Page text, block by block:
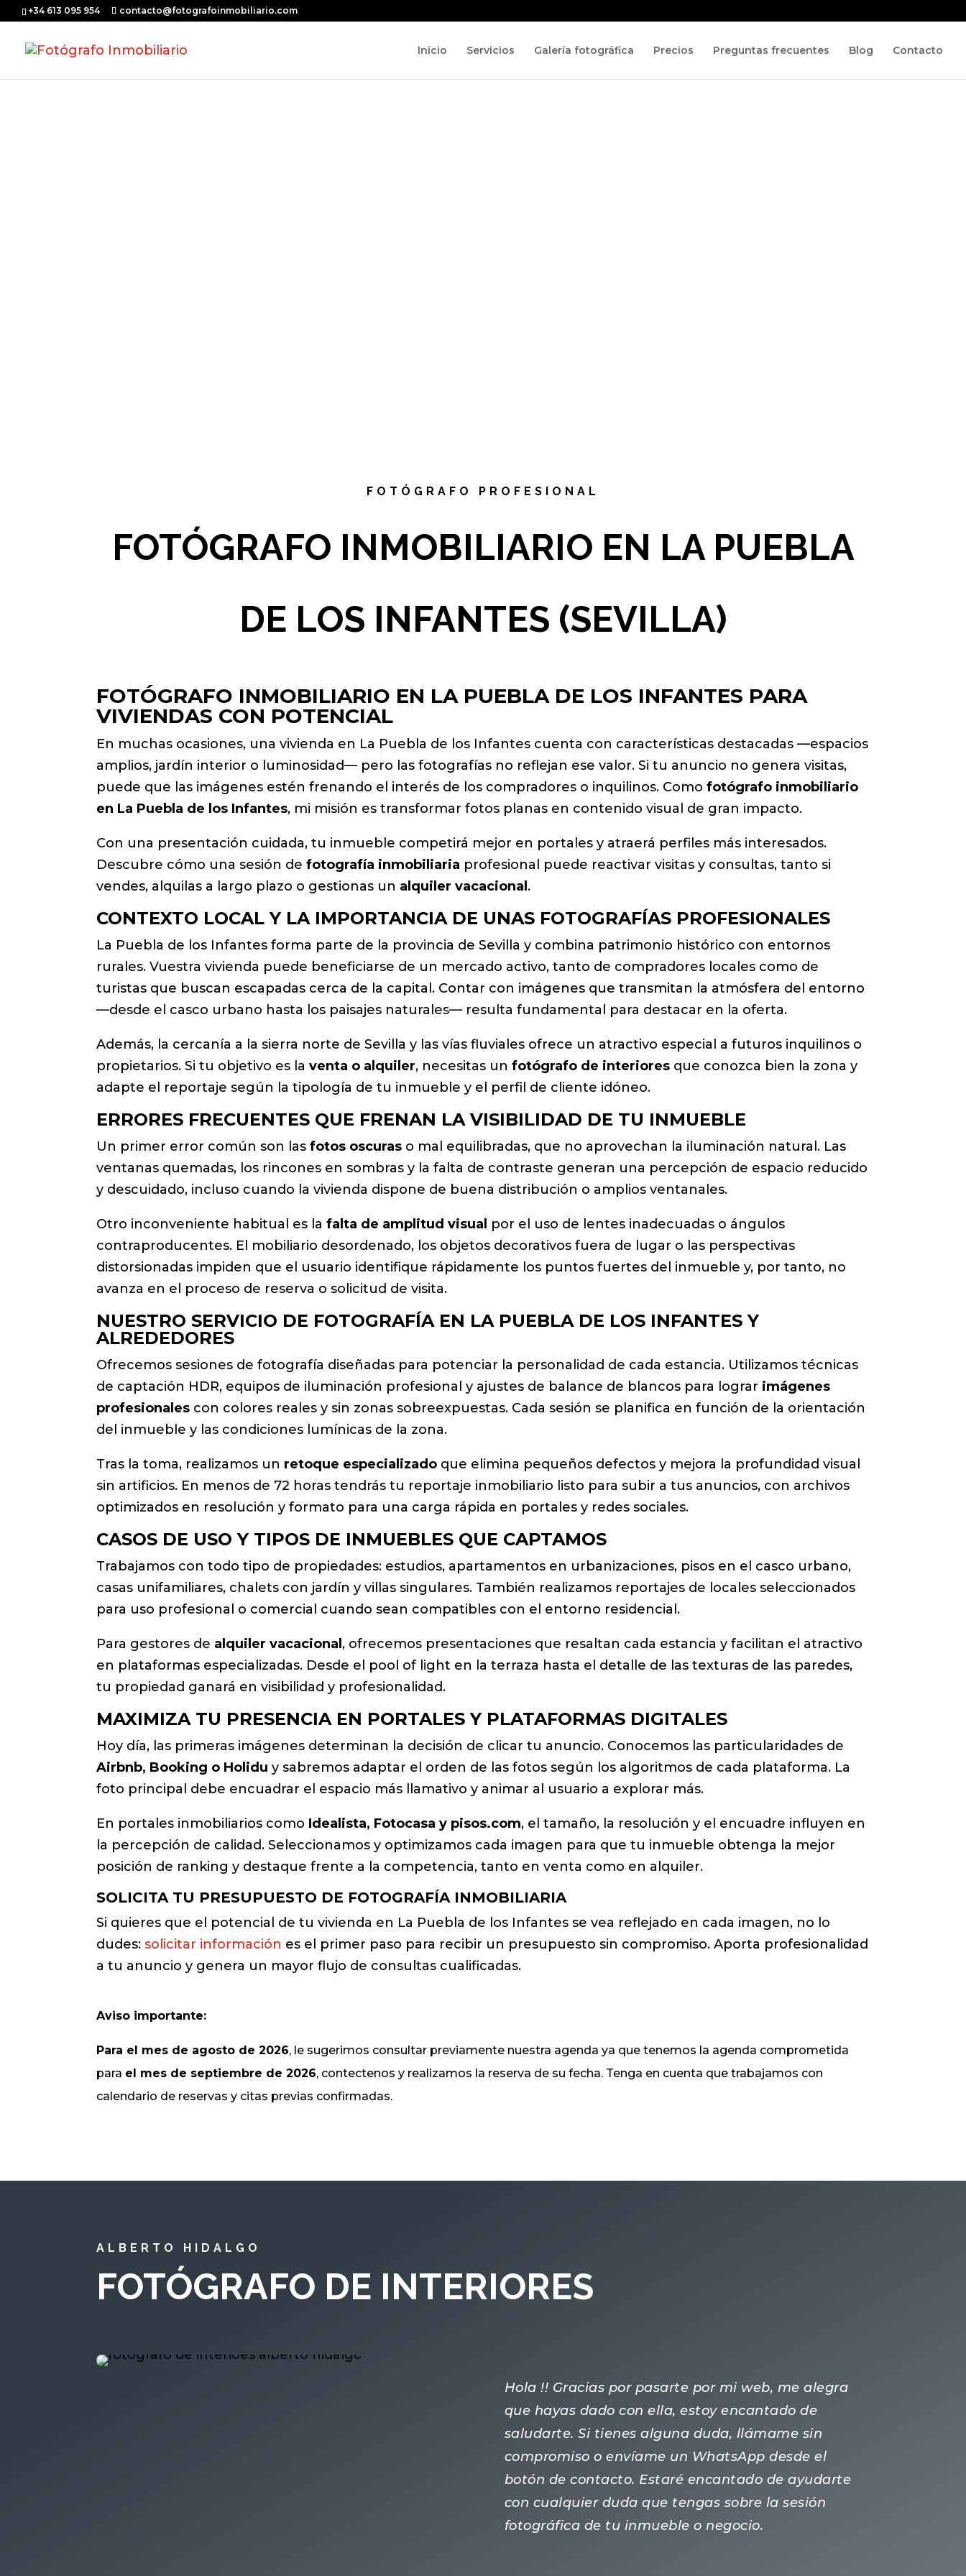
+34 613 095 954 contacto@fotografoinmobiliario.com
Inicio Servicios Galería fotográfica Precios Preguntas frecuentes Blog Contacto
FOTÓGRAFO PROFESIONAL
FOTÓGRAFO INMOBILIARIO EN LA PUEBLA
DE LOS INFANTES (SEVILLA)
FOTÓGRAFO INMOBILIARIO EN LA PUEBLA DE LOS INFANTES PARA
VIVIENDAS CON POTENCIAL
En muchas ocasiones, una vivienda en La Puebla de los Infantes cuenta con características destacadas —espacios
amplios, jardín interior o luminosidad— pero las fotografías no reflejan ese valor. Si tu anuncio no genera visitas,
puede que las imágenes estén frenando el interés de los compradores o inquilinos. Comofotógrafo inmobiliario
en La Puebla de los Infantes, mi misión es transformar fotos planas en contenido visual de gran impacto.
Con una presentación cuidada, tu inmueble competirá mejor en portales y atraerá perfiles más interesados.
Descubre cómo una sesión defotografía inmobiliaria profesional puede reactivar visitas y consultas, tanto si
vendes, alquilas a largo plazo o gestionas un alquiler vacacional.
CONTEXTO LOCAL Y LA IMPORTANCIA DE UNAS FOTOGRAFÍAS PROFESIONALES
La Puebla de los Infantes forma parte de la provincia de Sevilla y combina patrimonio histórico con entornos
rurales. Vuestra vivienda puede beneficiarse de un mercado activo, tanto de compradores locales como de
turistas que buscan escapadas cerca de la capital. Contar con imágenes que transmitan la atmósfera del entorno
—desde el casco urbano hasta los paisajes naturales— resulta fundamental para destacar en la oferta.
Además, la cercanía a la sierra norte de Sevilla y las vías fluviales ofrece un atractivo especial a futuros inquilinos o
propietarios. Si tu objetivo es laventa o alquiler, necesitas unfotógrafo de interiores que conozca bien la zona y
adapte el reportaje según la tipología de tu inmueble y el perfil de cliente idóneo.
ERRORES FRECUENTES QUE FRENAN LA VISIBILIDAD DE TU INMUEBLE
Un primer error común son lasfotos oscuras o mal equilibradas, que no aprovechan la iluminación natural. Las
ventanas quemadas, los rincones en sombras y la falta de contraste generan una percepción de espacio reducido
y descuidado, incluso cuando la vivienda dispone de buena distribución o amplios ventanales.
Otro inconveniente habitual es lafalta de amplitud visual por el uso de lentes inadecuadas o ángulos
contraproducentes. El mobiliario desordenado, los objetos decorativos fuera de lugar o las perspectivas
distorsionadas impiden que el usuario identifique rápidamente los puntos fuertes del inmueble y, por tanto, no
avanza en el proceso de reserva o solicitud de visita.
NUESTRO SERVICIO DE FOTOGRAFÍA EN LA PUEBLA DE LOS INFANTES Y
ALREDEDORES
Ofrecemos sesiones de fotografía diseñadas para potenciar la personalidad de cada estancia. Utilizamos técnicas
de captación HDR, equipos de iluminación profesional y ajustes de balance de blancos para lograr imágenes
profesionales con colores reales y sin zonas sobreexpuestas. Cada sesión se planifica en función de la orientación
del inmueble y las condiciones lumínicas de la zona.
Tras la toma, realizamos un retoque especializado que elimina pequeños defectos y mejora la profundidad visual
sin artificios. En menos de 72 horas tendrás tu reportaje inmobiliario listo para subir a tus anuncios, con archivos
optimizados en resolución y formato para una carga rápida en portales y redes sociales.
CASOS DE USO Y TIPOS DE INMUEBLES QUE CAPTAMOS
Trabajamos con todo tipo de propiedades: estudios, apartamentos en urbanizaciones, pisos en el casco urbano,
casas unifamiliares, chalets con jardín y villas singulares. También realizamos reportajes de locales seleccionados
para uso profesional o comercial cuando sean compatibles con el entorno residencial.
Para gestores de alquiler vacacional, ofrecemos presentaciones que resaltan cada estancia y facilitan el atractivo
en plataformas especializadas. Desde el pool of light en la terraza hasta el detalle de las texturas de las paredes,
tu propiedad ganará en visibilidad y profesionalidad.
MAXIMIZA TU PRESENCIA EN PORTALES Y PLATAFORMAS DIGITALES
Hoy día, las primeras imágenes determinan la decisión de clicar tu anuncio. Conocemos las particularidades de
Airbnb, Booking o Holidu y sabremos adaptar el orden de las fotos según los algoritmos de cada plataforma. La
foto principal debe encuadrar el espacio más llamativo y animar al usuario a explorar más.
En portales inmobiliarios como Idealista, Fotocasa y pisos.com, el tamaño, la resolución y el encuadre influyen en
la percepción de calidad. Seleccionamos y optimizamos cada imagen para que tu inmueble obtenga la mejor
posición de ranking y destaque frente a la competencia, tanto en venta como en alquiler.
SOLICITA TU PRESUPUESTO DE FOTOGRAFÍA INMOBILIARIA
Si quieres que el potencial de tu vivienda en La Puebla de los Infantes se vea reflejado en cada imagen, no lo
dudes:solicitar información es el primer paso para recibir un presupuesto sin compromiso. Aporta profesionalidad
a tu anuncio y genera un mayor flujo de consultas cualificadas.
Aviso importante:
Para el mes de agosto de 2026, le sugerimos consultar previamente nuestra agenda ya que tenemos la agenda comprometida
para el mes de septiembre de 2026, contectenos y realizamos la reserva de su fecha. Tenga en cuenta que trabajamos con
calendario de reservas y citas previas confirmadas.
ALBERTO HIDALGO
FOTÓGRAFO DE INTERIORES
Hola !! Gracias por pasarte por mi web, me alegra
que hayas dado con ella, estoy encantado de
saludarte. Si tienes alguna duda, llámame sin
compromiso o envíame un WhatsApp desde el
botón de contacto. Estaré encantado de ayudarte
con cualquier duda que tengas sobre la sesión
fotográfica de tu inmueble o negocio.